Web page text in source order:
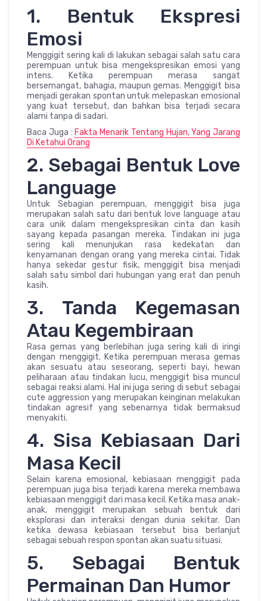
1. Bentuk Ekspresi
Emosi
Menggigit sering kali di lakukan sebagai salah satu cara
perempuan untuk bisa mengekspresikan emosi yang
intens. Ketika perempuan merasa sangat
bersemangat, bahagia, maupun gemas. Menggigit bisa
menjadi gerakan spontan untuk melepaskan emosional
yang kuat tersebut, dan bahkan bisa terjadi secara
alami tanpa di sadari.
Baca Juga :Fakta Menarik Tentang Hujan, Yang Jarang
Di Ketahui Orang
2. Sebagai Bentuk Love
Language
Untuk Sebagian perempuan, menggigit bisa juga
merupakan salah satu dari bentuk love language atau
cara unik dalam mengekspresikan cinta dan kasih
sayang kepada pasangan mereka. Tindakan ini juga
sering kali menunjukan rasa kedekatan dan
kenyamanan dengan orang yang mereka cintai. Tidak
hanya sekedar gestur fisik, menggigit bisa menjadi
salah satu simbol dari hubungan yang erat dan penuh
kasih.
3. Tanda Kegemasan
Atau Kegembiraan
Rasa gemas yang berlebihan juga sering kali di iringi
dengan menggigit. Ketika perempuan merasa gemas
akan sesuatu atau seseorang, seperti bayi, hewan
peliharaan atau tindakan lucu, menggigit bisa muncul
sebagai reaksi alami. Hal ini juga sering di sebut sebagai
cute aggression yang merupakan keinginan melakukan
tindakan agresif yang sebenarnya tidak bermaksud
menyakiti.
4. Sisa Kebiasaan Dari
Masa Kecil
Selain karena emosional, kebiasaan menggigit pada
perempuan juga bisa terjadi karena mereka membawa
kebiasaan menggigit dari masa kecil. Ketika masa anak-
anak, menggigit merupakan sebuah bentuk dari
eksplorasi dan interaksi dengan dunia sekitar. Dan
ketika dewasa kebiasaan tersebut bisa berlanjut
sebagai sebuah respon spontan akan suatu situasi.
5. Sebagai Bentuk
Permainan Dan Humor